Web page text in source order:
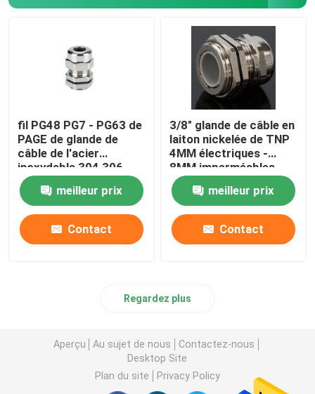
fil PG48 PG7 - PG63 de
PAGE de glande de
câble de l'acier
inoxydable 304 306
imperméable
meilleur prix
Contact
3/8" glande de câble en
laiton nickelée de TNP
4MM électriques -
8MM imperméables
meilleur prix
Contact
Regardez plus
Aperçu Au sujet de nous
Contactez-nous
Desktop Site
Plan du site
Privacy Policy